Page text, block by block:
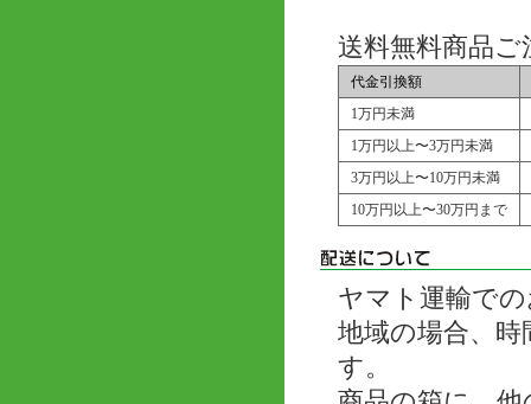
送料無料商品ご
代金引換額
1万円未満
1万円以上〜3万円未満
3万円以上〜10万円未満
10万円以上〜30万円まで
ヤマト運輸で
地域の場合、
す。